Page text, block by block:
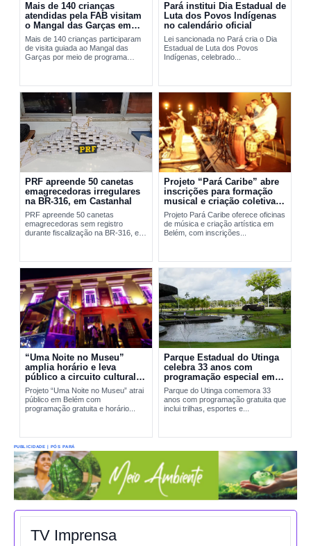
Mais de 140 crianças
atendidas pela FAB visitam
o Mangal das Garças em
Belém
Mais de 140 crianças participaram
de visita guiada ao Mangal das
Garças por meio de programa
Pará institui Dia Estadual de
Luta dos Povos Indígenas
no calendário oficial
Lei sancionada no Pará cria o Dia
Estadual de Luta dos Povos
Indígenas, celebrado...
PRF apreende 50 canetas
emagrecedoras irregulares
na BR-316, em Castanhal
PRF apreende 50 canetas
emagrecedoras sem registro
durante fiscalização na BR-316, em
Projeto “Pará Caribe” abre
inscrições para formação
musical e criação coletiva
em Belém
Projeto Pará Caribe oferece oficinas
de música e criação artística em
Belém, com inscrições...
“Uma Noite no Museu”
amplia horário e leva
público a circuito cultural
em Belém
Projeto “Uma Noite no Museu” atrai
público em Belém com
programação gratuita e horário...
Parque Estadual do Utinga
celebra 33 anos com
programação especial em
Belém
Parque do Utinga comemora 33
anos com programação gratuita que
inclui trilhas, esportes e...
PUBLICIDADE | PÓS PARÁ
TV Imprensa